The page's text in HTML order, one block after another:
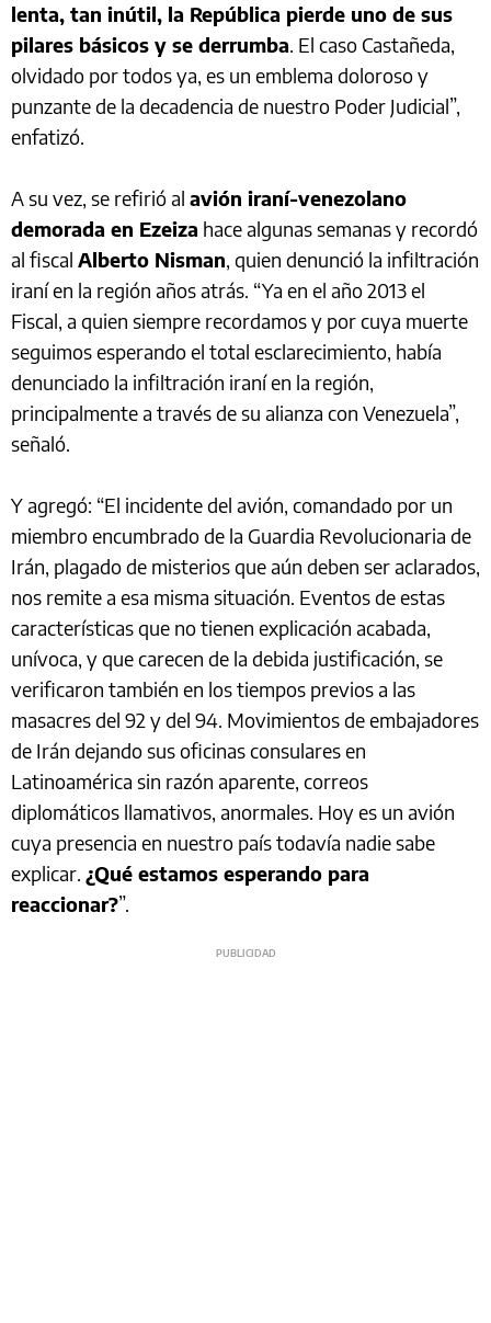
lenta, tan inútil, la República pierde uno de sus
pilares básicos y se derrumba. El caso Castañeda,
olvidado por todos ya, es un emblema doloroso y
punzante de la decadencia de nuestro Poder Judicial”,
enfatizó.
A su vez, se refirió al avión iraní-venezolano
demorada en Ezeiza hace algunas semanas y recordó
al fiscal Alberto Nisman, quien denunció la infiltración
iraní en la región años atrás. “Ya en el año 2013 el
Fiscal, a quien siempre recordamos y por cuya muerte
seguimos esperando el total esclarecimiento, había
denunciado la infiltración iraní en la región,
principalmente a través de su alianza con Venezuela”,
señaló.
Y agregó: “El incidente del avión, comandado por un
miembro encumbrado de la Guardia Revolucionaria de
Irán, plagado de misterios que aún deben ser aclarados,
nos remite a esa misma situación. Eventos de estas
características que no tienen explicación acabada,
unívoca, y que carecen de la debida justificación, se
verificaron también en los tiempos previos a las
masacres del 92 y del 94. Movimientos de embajadores
de Irán dejando sus oficinas consulares en
Latinoamérica sin razón aparente, correos
diplomáticos llamativos, anormales. Hoy es un avión
cuya presencia en nuestro país todavía nadie sabe
explicar. ¿Qué estamos esperando para
reaccionar?”.